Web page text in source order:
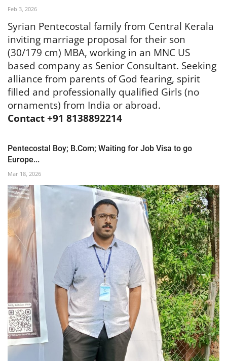
Feb 3, 2026
Syrian Pentecostal family from Central Kerala
inviting marriage proposal for their son
(30/179 cm) MBA, working in an MNC US
based company as Senior Consultant. Seeking
alliance from parents of God fearing, spirit
filled and professionally qualified Girls (no
ornaments) from India or abroad.
Contact +91 8138892214
Pentecostal Boy; B.Com; Waiting for Job Visa to go
Europe...
Mar 18, 2026